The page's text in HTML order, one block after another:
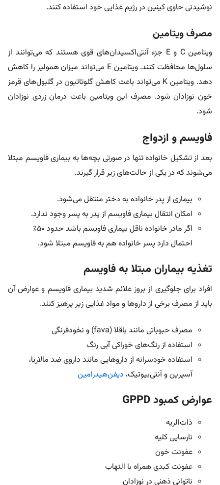
نوشیدنی حاوی کینین در رژیم غذایی خود استفاده کنند.
مصرف ویتامین
ویتامین C و E جزء آنتی‌اکسیدان‌های قوی هستند که می‌توانند از
سلول‌ها محافظت کنند. ویتامین E می‌تواند میزان همولیز را کاهش
دهد. ویتامین K می‌تواند باعث کاهش گلوتاتیون در گلبول‌های قرمز
خون نوزادان شود. مصرف این ویتامین باعث درمان زردی نوزادان
شود.
فاویسم و ازدواج
بعد از تشکیل خانواده تنها در صورتی بچه‌ها به بیماری فاویسم مبتلا
می‌شوند که در یکی از حالت‌های زیر قرار گیرند.
بیماری از پدر خانواده به دختر منتقل می‌شود.
امکان انتقال بیماری فاویسم از پدر به پسر وجود ندارد.
اگر مادر خانواده ناقل بیماری فاویسم باشد حدود ۵۰٪
احتمال دارد پسر خانواده هم به فاویسم مبتلا شود.
تغذیه بیماران مبتلا به فاویسم
افراد برای جلوگیری از بروز علائم شدید بیماری فاویسم و عوارض آن
باید از مصرف برخی از داروها و مواد غذایی زیر پرهیز کنند.
مصرف حبوباتی مانند باقلا (fava) و نخودفرنگی
استفاده از رنگ‌های خوراکی آبی رنگ
استفاده خودسرانه از داروهایی مانند داروی ضد مالاریا،
آسپرین و آنتی‌بیوتیک، دیفن‌هیدرامین
عوارض کمبود GPPD
ذات‌الریه
نارسایی کلیه
عفونت خون
عفونت کبدی همراه با التهاب
ناتوانی ذهنی در نوزادان